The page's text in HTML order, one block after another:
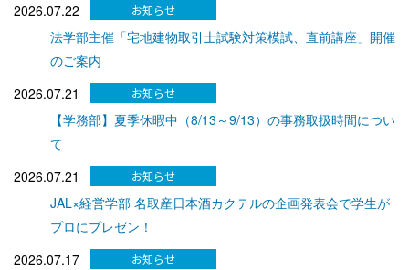
2026.07.22
法学部主催「宅地建物取引士試験対策模試、直前講座」開催
のご案内
2026.07.21
【学務部】夏季休暇中（8/13～9/13）の事務取扱時間につい
て
2026.07.21
JAL×経営学部 名取産日本酒カクテルの企画発表会で学生が
プロにプレゼン！
2026.07.17